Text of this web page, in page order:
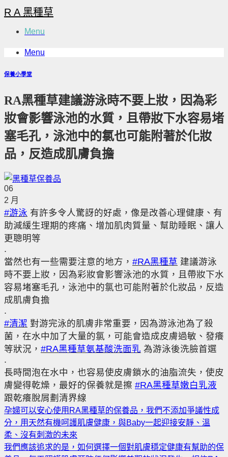
Skip
to
content
R A 黑種草
Menu
Menu
保養小學堂
RA黑種草建議游泳時不要上妝，因為彩
妝會影響泳池的水質，且帶妝下水容易堵
塞毛孔，泳池中的氯也可能附著於化妝
品，反造成肌膚負擔
06
2 月
#游泳 有許多令人驚訝的好處，像是改善心理健康、有
助減緩生理期的疼痛、增加肌肉質量、幫助睡眠、讓人
更聰明等
.
當然也有一些需要注意的地方， #RA黑種草 建議游泳
時不要上妝，因為彩妝會影響泳池的水質，且帶妝下水
容易堵塞毛孔，泳池中的氯也可能附著於化妝品，反造
成肌膚負擔
.
#清潔 對游完泳的肌膚非常重要，因為游泳池為了殺
菌，在水中加了大量的氯，可能會造成皮膚過敏、發癢
等狀況， #RA黑種草氨基酸洗面乳 為游泳後洗臉首選
.
長時間泡在水中，也容易使皮膚鎖水的油脂流失，使皮
膚變得乾燥，最好的保養就是擦 #RA黑種草嫩白乳液
跟乾癢脫屑劃清界線
孕婦可以安心使用RA黑種草的保養品，我們不添加爭議性成
分，用天然有機呵護肌膚健康，與Baby一起迎接安靜、溫
柔、沒有刺激的未來
我們應該追求的是，如何選擇一個對肌膚穩定健康有幫助的保